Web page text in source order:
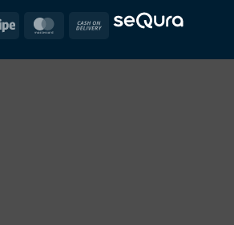
Stripe MasterCard
Cash